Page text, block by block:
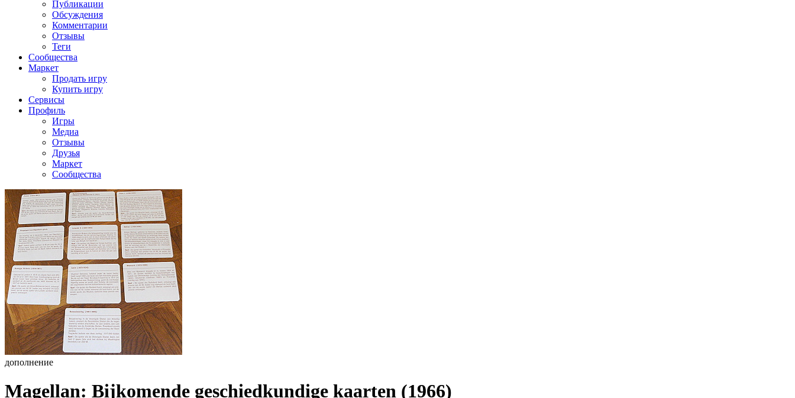
Публикации
Обсуждения
Комментарии
Отзывы
Теги
Сообщества
Маркет
Продать игру
Купить игру
Сервисы
Профиль
Игры
Медиа
Отзывы
Друзья
Маркет
Сообщества
дополнение
Magellan: Bijkomende geschiedkundige kaarten (1966)